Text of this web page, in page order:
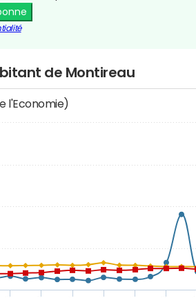
de Montireau
l'Economie)